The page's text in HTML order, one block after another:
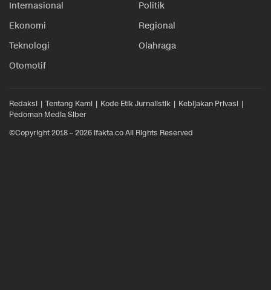
Internasional
Politik
Ekonomi
Regional
Teknologi
Olahraga
Otomotif
Redaksi Tentang Kami Kode Etik Jurnalistik
Kebijakan Privasi
Pedoman Media Siber
©Copyright 2018 – 2026 ifakta.co All Rights Reserved